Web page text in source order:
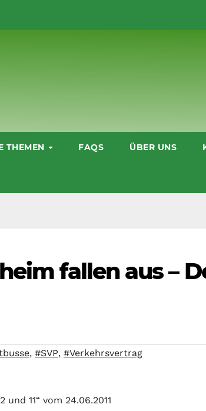
THEMEN FAQS ÜBER UNS
fallen aus –
, #SVP, #Verkehrsvertrag
11“ vom 24.06.2011